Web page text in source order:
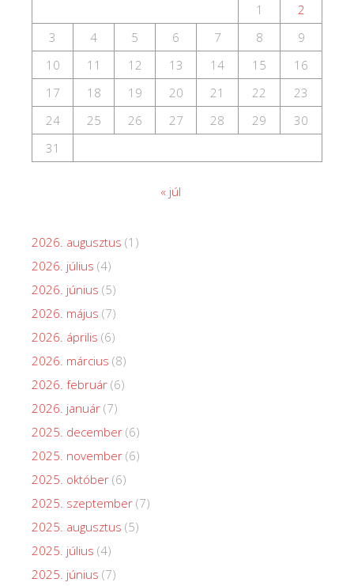
1
2
3
4 5 6 7 8
9
10
11 12 13 14 15
16
17
18 19 20 21 22
23
24
25 26 27 28 29
30
31
« júl
2026. augusztus (1)
2026. július (4)
2026. június (5)
2026. május (7)
2026. április (6)
2026. március (8)
2026. február (6)
2026. január (7)
2025. december (6)
2025. november (6)
2025. október (6)
2025. szeptember (7)
2025. augusztus (5)
2025. július (4)
2025. június (7)